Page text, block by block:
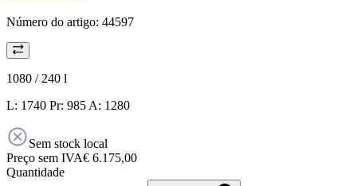
Número do artigo: 44597
1080 / 240 l
L: 1740 Pr: 985 A: 1280
Sem stock local
Preço sem IVA€ 6.175,00
Quantidade